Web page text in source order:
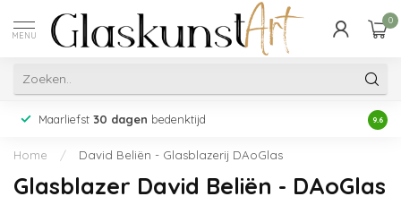
MENU
0
Maarliefst 30 dagen bedenktijd 9.6
Home / David Beliën - Glasblazerij DAoGlas
Glasblazer David Beliën - DAoGlas